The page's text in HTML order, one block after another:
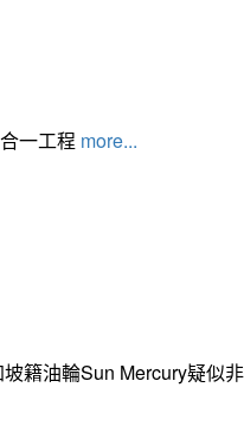
一工程 more...
籍油輪Sun Mercury疑似